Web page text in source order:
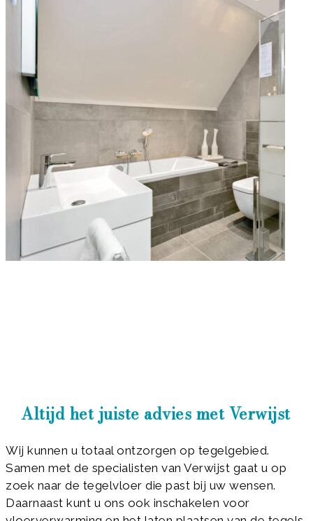
Altijd het juiste advies met Verwijst
Wij kunnen u totaal ontzorgen op tegelgebied.
Samen met de specialisten van Verwijst gaat u op
zoek naar de tegelvloer die past bij uw wensen.
Daarnaast kunt u ons ook inschakelen voor